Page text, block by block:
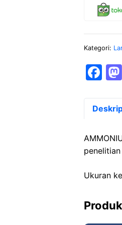
Kategori:
F
c
b
o
o
k
Ukuran